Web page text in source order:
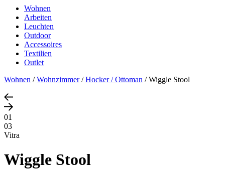
Wohnen
Arbeiten
Leuchten
Outdoor
Accessoires
Textilien
Outlet
Wohnen /Wohnzimmer/Hocker / Ottoman /Wiggle Stool
01
03
Vitra
Wiggle Stool